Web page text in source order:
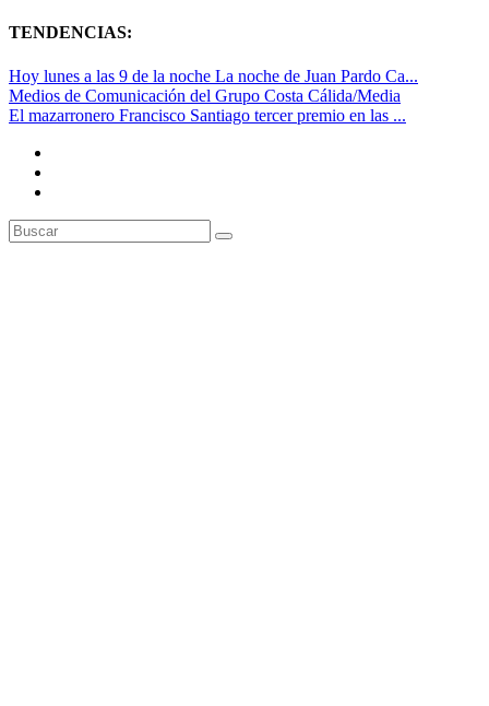
TENDENCIAS:
Hoy lunes a las 9 de la noche La noche de Juan Pardo Ca...
Medios de Comunicación del Grupo Costa Cálida/Media
El mazarronero Francisco Santiago tercer premio en las ...